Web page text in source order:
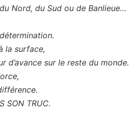
Nord, du Sud ou de Banlieue…
la surface,
d’avance sur le reste du monde.
SON TRUC.